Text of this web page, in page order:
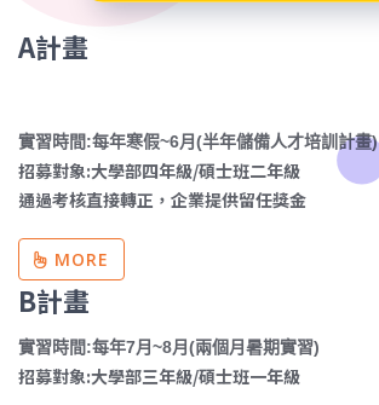
A計畫
實習時間:每年寒假~6月(半年儲備人才培訓計畫)
招募對象:大學部四年級/碩士班二年級
通過考核直接轉正，企業提供留任獎金
MORE
B計畫
實習時間:每年7月~8月(兩個月暑期實習)
招募對象:大學部三年級/碩士班一年級